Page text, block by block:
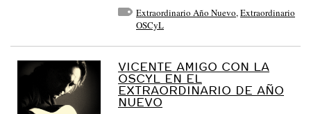
Extraordinario Año Nuevo,Extraordinario
OSCyL
VICENTE AMIGO CON LA
OSCYL EN EL
EXTRAORDINARIO DE AÑO
NUEVO